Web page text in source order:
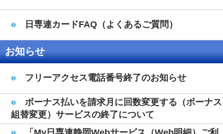
日専連カードFAQ（よくあるご質問）
お知らせ
フリーアクセス電話番号終了のお知らせ
ボーナス払いを請求月に回数変更する（ボーナス
組替変更）サービスの終了について